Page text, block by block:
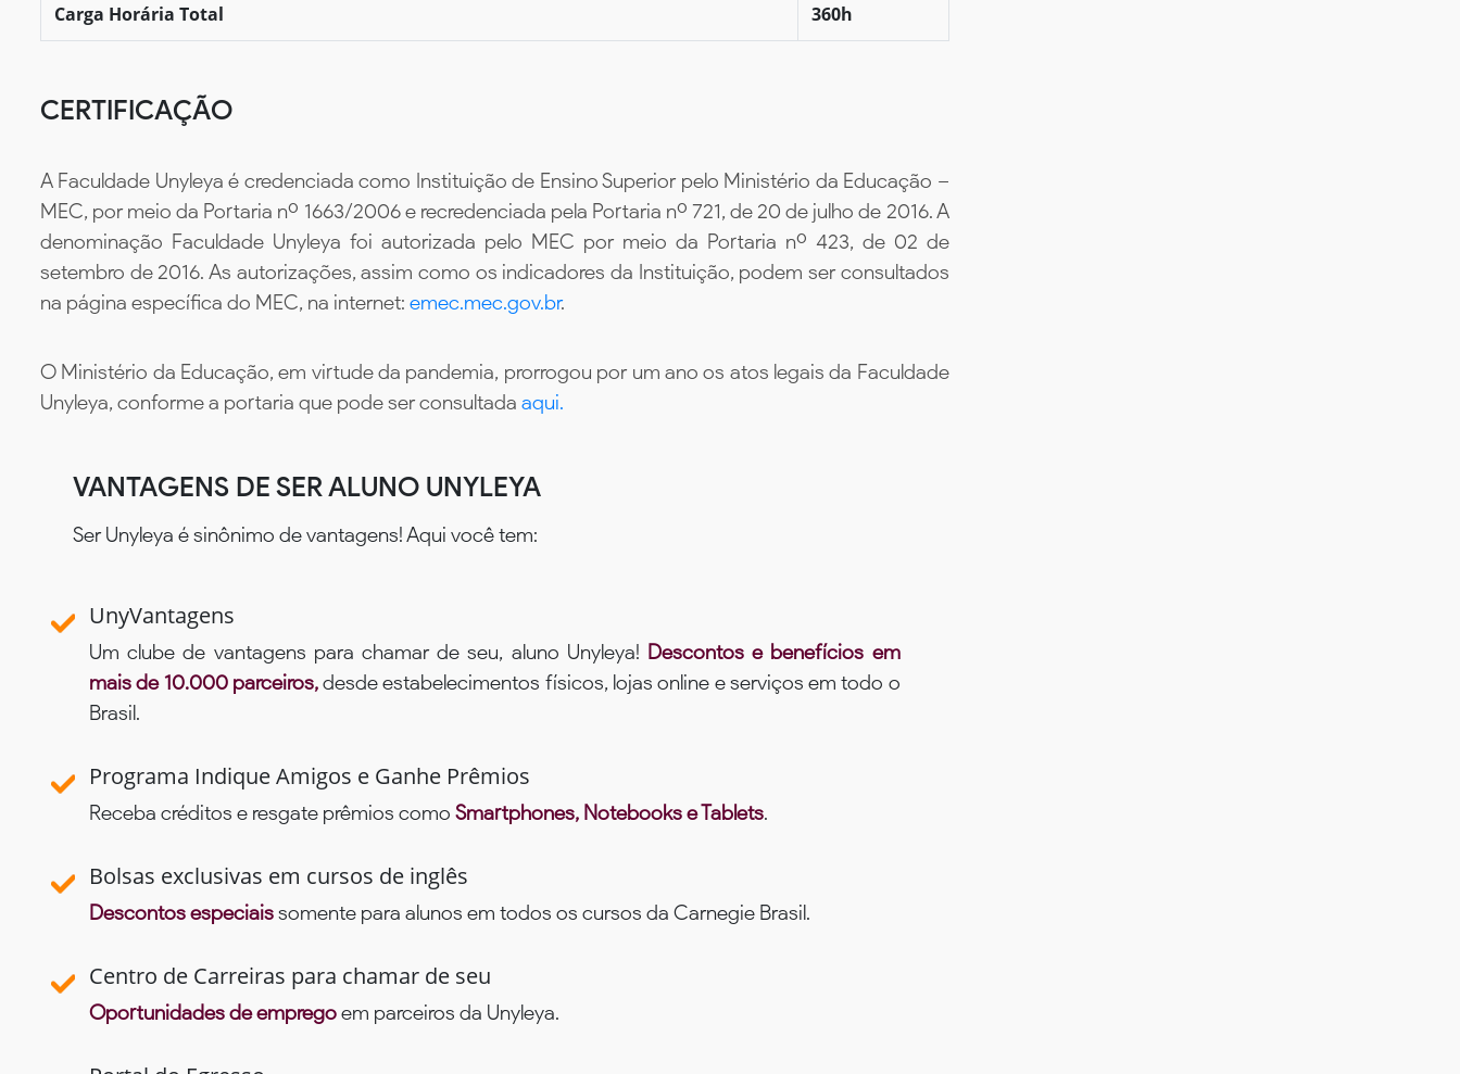
Carga Horária Total 360h
CERTIFICAÇÃO
A Faculdade Unyleya é credenciada como Instituição de Ensino Superior pelo Ministério da Educação –
MEC, por meio da Portaria nº 1663/2006 e recredenciada pela Portaria nº 721, de 20 de julho de 2016. A
denominação Faculdade Unyleya foi autorizada pelo MEC por meio da Portaria nº 423, de 02 de
setembro de 2016. As autorizações, assim como os indicadores da Instituição, podem ser consultados
na página específica do MEC, na internet: emec.mec.gov.br.
O Ministério da Educação, em virtude da pandemia, prorrogou por um ano os atos legais da Faculdade
Unyleya, conforme a portaria que pode ser consultada aqui.
VANTAGENS DE SER ALUNO UNYLEYA
Ser Unyleya é sinônimo de vantagens! Aqui você tem:
UnyVantagens
Um clube de vantagens para chamar de seu, aluno Unyleya! Descontos e benefícios em
mais de 10.000 parceiros,desde estabelecimentos físicos, lojas online e serviços em todo o
Brasil.
Programa Indique Amigos e Ganhe Prêmios
Receba créditos e resgate prêmios como Smartphones, Notebooks e Tablets.
Bolsas exclusivas em cursos de inglês
Descontos especiaissomente para alunos em todos os cursos da Carnegie Brasil.
Centro de Carreiras para chamar de seu
Oportunidades de empregoem parceiros da Unyleya.